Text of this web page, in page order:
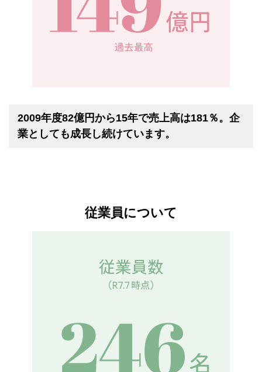
2009年度82億円から15年で売上高は181％。企
業としても成長し続けています。
従業員について